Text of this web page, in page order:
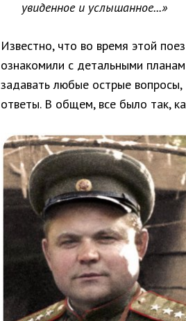
увиденное и услышанное...»
Известно, что во время этой
ознакомили с детальными
задавать любые острые
ответы. В общем, все было так,